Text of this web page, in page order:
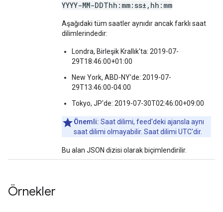
YYYY-MM-DDThh:mm:ss±,hh:mm
Aşağıdaki tüm saatler aynıdır ancak farklı saat
dilimlerindedir:
Londra, Birleşik Krallık'ta: 2019-07-
29T18:46:00+01:00
New York, ABD-NY'de: 2019-07-
29T13:46:00-04:00
Tokyo, JP'de: 2019-07-30T02:46:00+09:00
Önemli: Saat dilimi, feed'deki ajansla aynı
saat dilimi olmayabilir. Saat dilimi UTC'dir.
Bu alan JSON dizisi olarak biçimlendirilir.
Örnekler